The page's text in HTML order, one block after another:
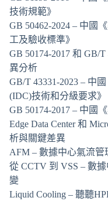
技術規範》
GB 50462-2024 – 中國
工及驗收標準》
GB 50174-2017 和 GB/
異分析
GB/T 43331-2023 – 中
(IDC)技術和分級要求》
GB 50174-2017 – 中國
Edge Data Center 和
析與關鍵差異
AFM – 數據中心氣流管
從 CCTV 到 VSS – 數
變
Liquid Cooling – 聽聽